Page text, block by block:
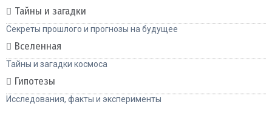
Тайны и загадки
Секреты прошлого и прогнозы на будущее
Вселенная
Тайны и загадки космоса
Гипотезы
Исследования, факты и эксперименты